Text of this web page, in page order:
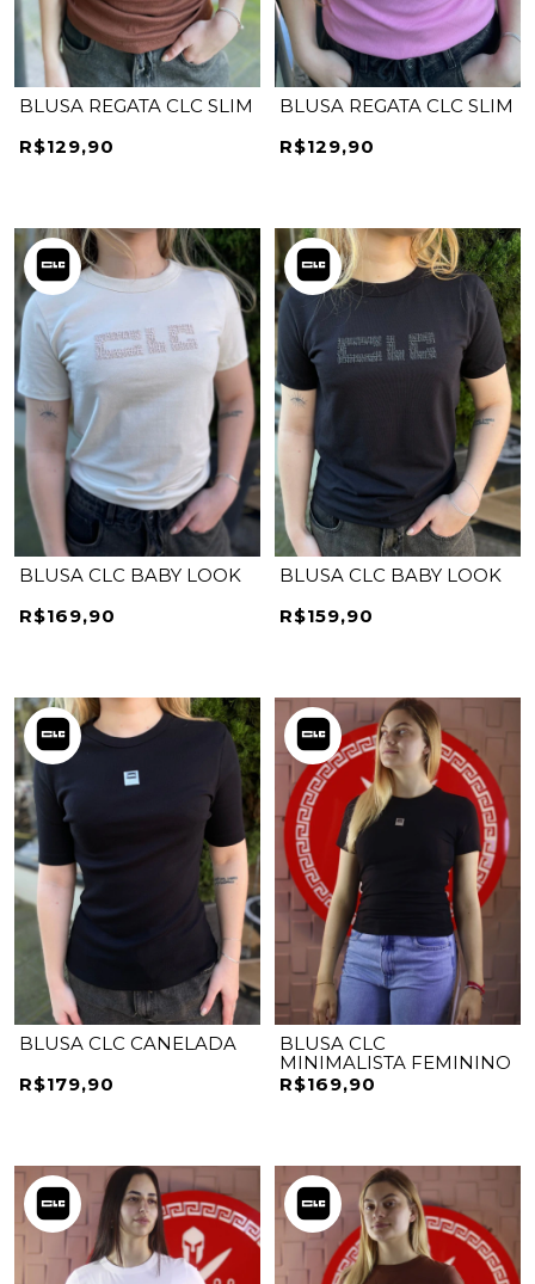
BLUSA REGATA CLC SLIM
R$129,90
BLUSA REGATA CLC SLIM
R$129,90
BLUSA CLC BABY LOOK
R$169,90
BLUSA CLC BABY LOOK
R$159,90
BLUSA CLC CANELADA
R$179,90
BLUSA CLC
MINIMALISTA FEMININO
R$169,90